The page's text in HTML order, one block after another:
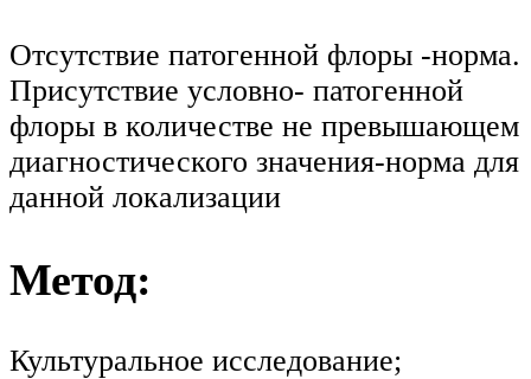
Отсутствие патогенной флоры -норма.
Присутствие условно- патогенной
флоры в количестве не превышающем
диагностического значения-норма для
данной локализации
Метод:
Культуральное исследование;